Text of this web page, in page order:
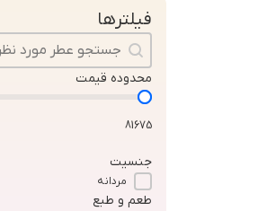
فیلترها
جستجو در محتوا
محدوده قیمت
81675
جنسیت
مردانه
طعم و طبع